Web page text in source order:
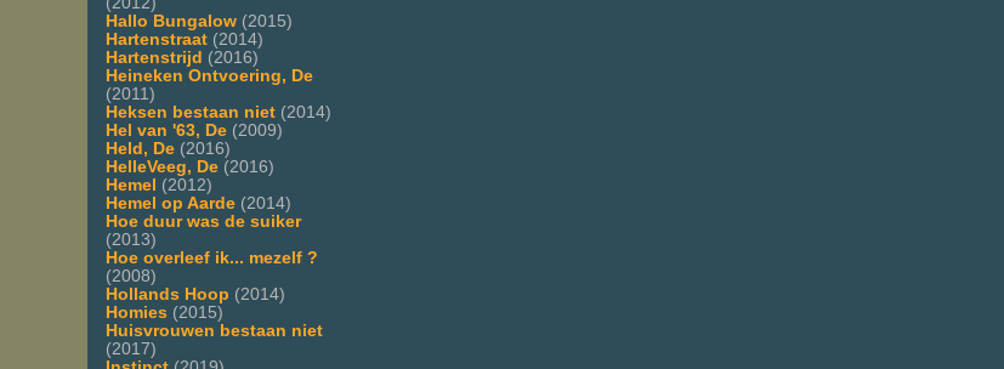
Hallo Bungalow (2015)
Hartenstraat (2014)
Hartenstrijd (2016)
Heineken Ontvoering, De
(2011)
Heksen bestaan niet (2014)
Hel van '63, De (2009)
Held, De (2016)
HelleVeeg, De (2016)
Hemel (2012)
Hemel op Aarde (2014)
Hoe duur was de suiker
(2013)
Hoe overleef ik... mezelf ?
(2008)
Hollands Hoop (2014)
Homies (2015)
Huisvrouwen bestaan niet
(2017)